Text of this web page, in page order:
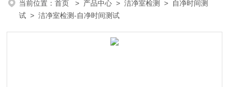
当前位置：首页 > 产品中心 >洁净室检测 > 自净时间测
试 > 洁净室检测-自净时间测试